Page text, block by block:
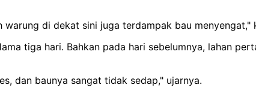
di dekat sini juga terdampak bau menyengat,"
tiga hari. Bahkan pada hari sebelumnya, lahan
dan baunya sangat tidak sedap," ujarnya.